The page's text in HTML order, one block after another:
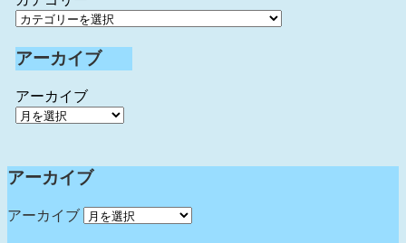
アーカイブ
アーカイブ
アーカイブ
アーカイブ